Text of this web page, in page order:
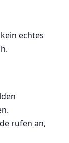
echtes
rufen an,